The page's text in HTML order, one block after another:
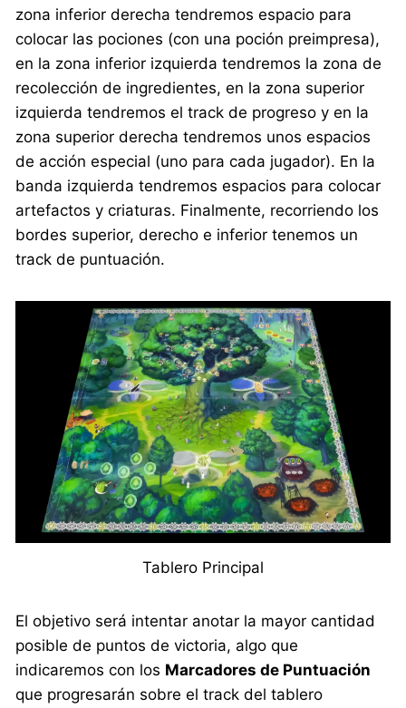
zona inferior derecha tendremos espacio para
colocar las pociones (con una poción preimpresa),
en la zona inferior izquierda tendremos la zona de
recolección de ingredientes, en la zona superior
izquierda tendremos el track de progreso y en la
zona superior derecha tendremos unos espacios
de acción especial (uno para cada jugador). En la
banda izquierda tendremos espacios para colocar
artefactos y criaturas. Finalmente, recorriendo los
bordes superior, derecho e inferior tenemos un
track de puntuación.
Tablero Principal
El objetivo será intentar anotar la mayor cantidad
posible de puntos de victoria, algo que
indicaremos con los Marcadores de Puntuación
que progresarán sobre el track del tablero